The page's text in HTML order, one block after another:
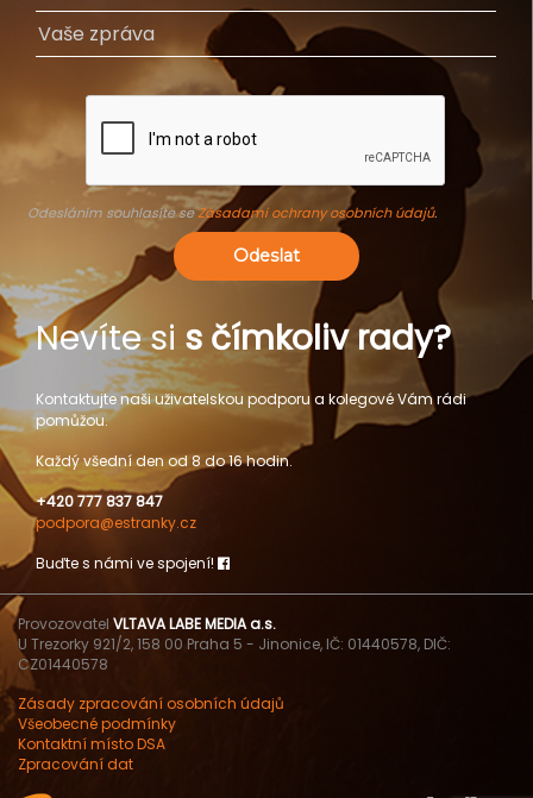
Odesláním souhlasíte seZásadami ochrany osobních údajů.
Odeslat
Nevíte si s čímkoliv rady?
Kontaktujte naši uživatelskou podporu a kolegové Vám rádi
pomůžou.
Každý všední den od 8 do 16 hodin.
+420 777 837 847
podpora@estranky.cz
Buďte s námi ve spojení!
Provozovatel VLTAVA LABE MEDIA a.s.
U Trezorky 921/2, 158 00 Praha 5 - Jinonice, IČ: 01440578, DIČ:
CZ01440578
Zásady zpracování osobních údajů
Všeobecné podmínky
Kontaktní místo DSA
Zpracování dat